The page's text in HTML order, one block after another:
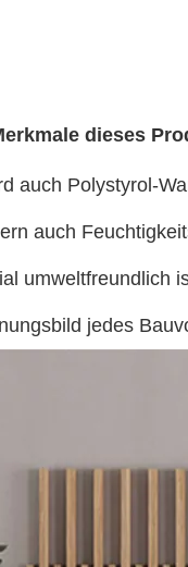
dieses
auch Polystyrol-
auch
umweltfreundlich
jedes